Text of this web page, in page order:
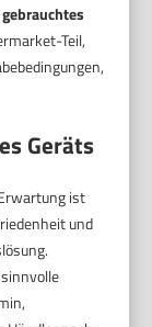
gebrauchtes
Teil,
Geräts
ist
und